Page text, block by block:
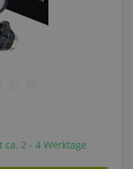
2 - 4 Werktage